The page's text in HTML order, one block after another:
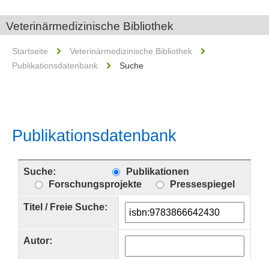
Veterinärmedizinische Bibliothek
Startseite
Veterinärmedizinische Bibliothek
Publikationsdatenbank
Suche
Publikationsdatenbank
Suche:
Publikationen
Forschungsprojekte
Pressespiegel
Titel / Freie Suche:
Autor: